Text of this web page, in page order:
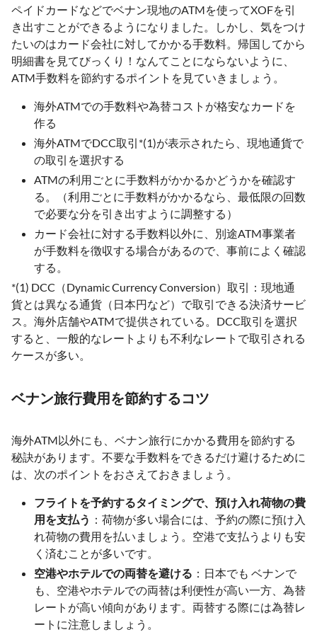
ペイドカードなどでベナン現地のATMを使ってXOFを引
き出すことができるようになりました。しかし、気をつけ
たいのはカード会社に対してかかる手数料。帰国してから
明細書を見てびっくり！なんてことにならないように、
ATM手数料を節約するポイントを見ていきましょう。
海外ATMでの手数料や為替コストが格安なカードを
作る
海外ATMでDCC取引*(1)が表示されたら、現地通貨で
の取引を選択する
ATMの利用ごとに手数料がかかるかどうかを確認す
る。（利用ごとに手数料がかかるなら、最低限の回数
で必要な分を引き出すように調整する）
カード会社に対する手数料以外に、別途ATM事業者
が手数料を徴収する場合があるので、事前によく確認
する。
*(1) DCC（Dynamic Currency Conversion）取引：現地通
貨とは異なる通貨（日本円など）で取引できる決済サービ
ス。海外店舗やATMで提供されている。DCC取引を選択
すると、一般的なレートよりも不利なレートで取引される
ケースが多い。
ベナン旅行費用を節約するコツ
海外ATM以外にも、ベナン旅行にかかる費用を節約する
秘訣があります。不要な手数料をできるだけ避けるために
は、次のポイントをおさえておきましょう。
フライトを予約するタイミングで、預け入れ荷物の費
用を支払う ：荷物が多い場合には、予約の際に預け入
れ荷物の費用を払いましょう。空港で支払うよりも安
く済むことが多いです。
空港やホテルでの両替を避ける ：日本でも ベナンで
も、空港やホテルでの両替は利便性が高い一方、為替
レートが高い傾向があります。両替する際には為替レ
ートに注意しましょう。